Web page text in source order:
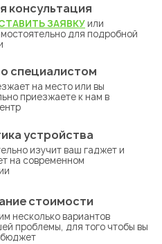
консультация
ЗАЯВКУ или
для подробной
специалистом
на место или вы
приезжаете к нам в
устройства
изучит ваш гаджет и
на современном
стоимости
несколько вариантов
проблемы, для того чтобы вы